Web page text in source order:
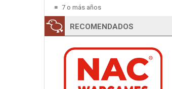
7 o más años
RECOMENDADOS